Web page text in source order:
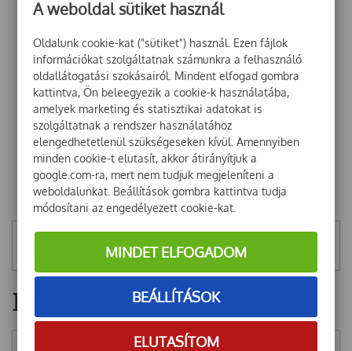
Mentett szűrők
Hírlevél
A weboldal sütiket használ
Oldalunk cookie-kat ("sütiket") használ. Ezen fájlok
információkat szolgáltatnak számunkra a felhasználó
oldallátogatási szokásairól. Mindent elfogad gombra
kattintva, Ön beleegyezik a cookie-k használatába,
amelyek marketing és statisztikai adatokat is
szolgáltatnak a rendszer használatához
elengedhetetlenül szükségeseken kívül. Amennyiben
minden cookie-t elutasít, akkor átirányítjuk a
google.com-ra, mert nem tudjuk megjeleníteni a
weboldalunkat. Beállítások gombra kattintva tudja
módosítani az engedélyezett cookie-kat.
MINDET ELFOGADOM
BEÁLLÍTÁSOK
ELUTASÍTOM